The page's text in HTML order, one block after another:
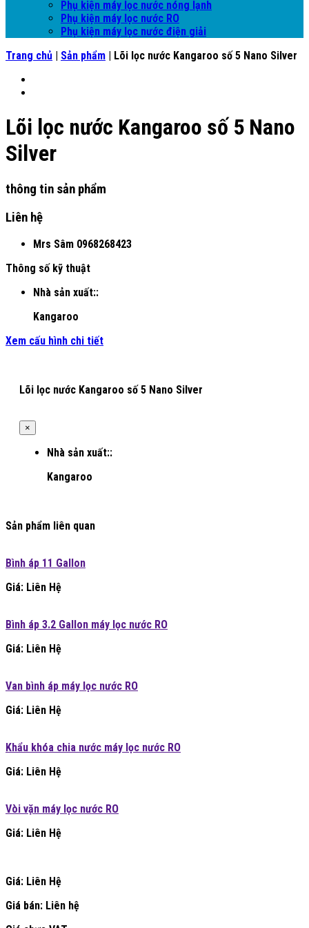
Phụ kiện máy lọc nước nóng lạnh
Phụ kiện máy lọc nước RO
Phụ kiện máy lọc nước điện giải
Trang chủ | Sản phẩm | Lõi lọc nước Kangaroo số 5 Nano Silver
Lõi lọc nước Kangaroo số 5 Nano
Silver
thông tin sản phẩm
Liên hệ
Mrs Sâm 0968268423
Thông số kỹ thuật
Nhà sản xuất::
Kangaroo
Xem cấu hình chi tiết
Lõi lọc nước Kangaroo số 5 Nano Silver
×
Nhà sản xuất::
Kangaroo
Sản phẩm liên quan
Bình áp 11 Gallon
Giá: Liên Hệ
Bình áp 3.2 Gallon máy lọc nước RO
Giá: Liên Hệ
Van bình áp máy lọc nước RO
Giá: Liên Hệ
Khẩu khóa chia nước máy lọc nước RO
Giá: Liên Hệ
Vòi vặn máy lọc nước RO
Giá: Liên Hệ
Giá: Liên Hệ
Giá bán: Liên hệ